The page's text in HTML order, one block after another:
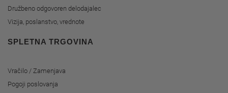
Družbeno odgovoren delodajalec
Vizija, poslanstvo, vrednote
SPLETNA TRGOVINA
Vračilo / Zamenjava
Pogoji poslovanja